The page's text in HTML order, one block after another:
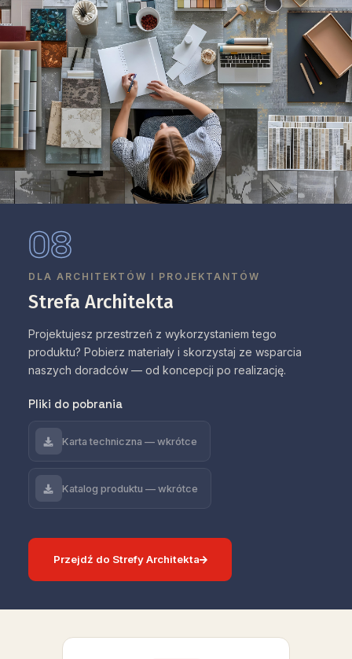
08
DLA ARCHITEKTÓW I PROJEKTANTÓW
Strefa Architekta
Projektujesz przestrzeń z wykorzystaniem tego
produktu? Pobierz materiały i skorzystaj ze wsparcia
naszych doradców — od koncepcji po realizację.
Pliki do pobrania
Karta techniczna — wkrótce
Katalog produktu — wkrótce
Przejdź do Strefy Architekta